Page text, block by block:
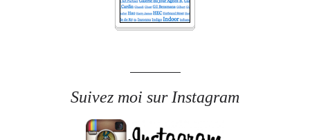
Suivez moi sur Instagram